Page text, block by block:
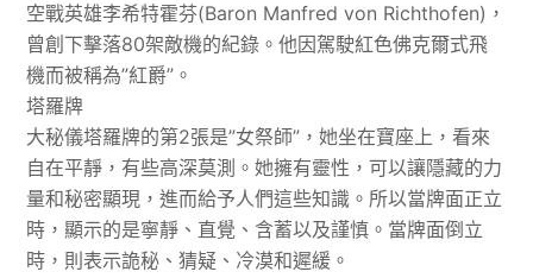
空戰英雄李希特霍芬(Baron Manfred von Richthofen)，
曾創下擊落80架敵機的紀錄。他因駕駛紅色佛克爾式飛
機而被稱為”紅爵”。
塔羅牌
大秘儀塔羅牌的第2張是”女祭師”，她坐在寶座上，看來
自在平靜，有些高深莫測。她擁有靈性，可以讓隱藏的力
量和秘密顯現，進而給予人們這些知識。所以當牌面正立
時，顯示的是寧靜、直覺、含蓄以及謹慎。當牌面倒立
時，則表示詭秘、猜疑、冷漠和遲緩。